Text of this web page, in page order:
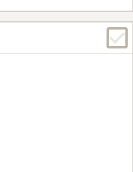
口コミ1件
が多数あります。飲食店は小さい店
事の時には便利です。
口コミの続きを読む